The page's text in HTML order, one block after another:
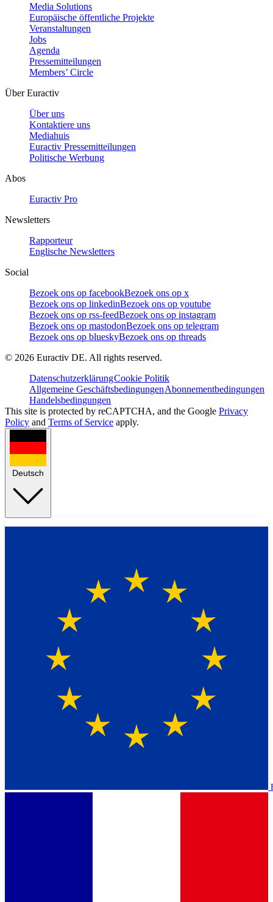
Media Solutions
Europäische öffentliche Projekte
Veranstaltungen
Jobs
Agenda
Pressemitteilungen
Members’ Circle
Über Euractiv
Über uns
Kontaktiere uns
Mediahuis
Euractiv Pressemitteilungen
Politische Werbung
Abos
Euractiv Pro
Newsletters
Rapporteur
Englische Newsletters
Social
Bezoek ons op facebookBezoek ons op x
Bezoek ons op linkedinBezoek ons op youtube
Bezoek ons op rss-feedBezoek ons op instagram
Bezoek ons op mastodonBezoek ons op telegram
Bezoek ons op blueskyBezoek ons op threads
© 2026 Euractiv DE. All rights reserved.
DatenschutzerklärungCookie Politik
Allgemeine GeschäftsbedingungenAbonnementbedingungen
Handelsbedingungen
This site is protected by reCAPTCHA, and the Google Privacy
Policy and Terms of Service apply.
Deutsch